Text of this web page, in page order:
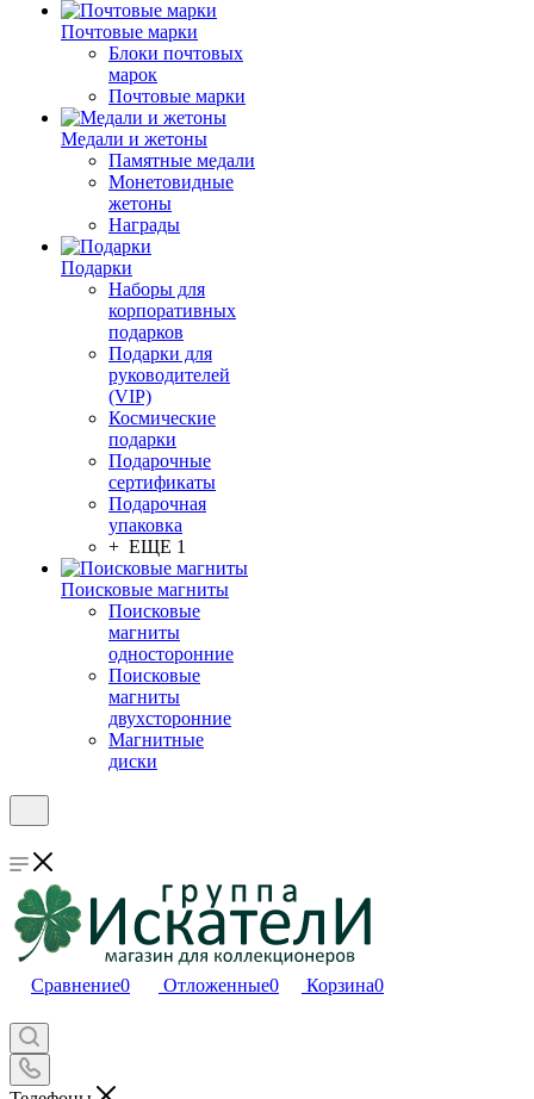
Почтовые марки
Блоки почтовых
марок
Почтовые марки
Медали и жетоны
Памятные медали
Монетовидные
жетоны
Награды
Подарки
Наборы для
корпоративных
подарков
Подарки для
руководителей
(VIP)
Космические
подарки
Подарочные
сертификаты
Подарочная
упаковка
+ ЕЩЕ 1
Поисковые магниты
Поисковые
магниты
односторонние
Поисковые
магниты
двухсторонние
Магнитные
диски
Сравнение0 Отложенные0 Корзина0